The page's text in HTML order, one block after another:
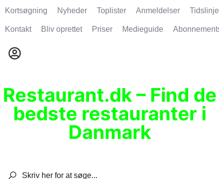
Kortsøgning Nyheder Toplister Anmeldelser Tidslinje
Kontakt Bliv oprettet Priser Medieguide
Restaurant.dk – Find de
bedste restauranter i
Danmark